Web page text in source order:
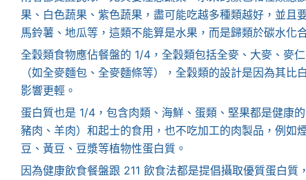
果、白色蔬果、紫色蔬果，盡可能吃越多種類越好，並且
馬鈴薯、地瓜等，這類不能算是水果，而是歸類於碳水化
全穀類食物應佔餐盤的 1/4，全穀類包括全麥、大麥、麥
（如全麥麵包、全麥麵條等），全穀類的設計是因為其
影響更輕。
蛋白質也是 1/4，包含肉類、海鮮、蛋類、堅果都是健康
豬肉、羊肉）和起士的食用，也不吃加工的肉製品，例如
豆、黃豆、豆漿等植物性蛋白質。
因為健康飲食餐盤跟 211 飲食法都是提倡攝取優質蛋白